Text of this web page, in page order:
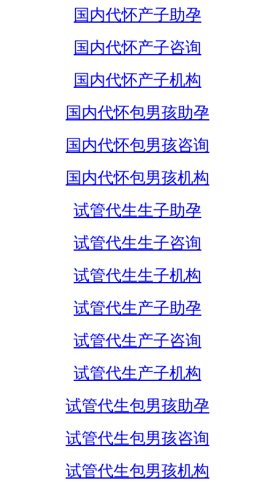
国内代怀产子助孕
国内代怀产子咨询
国内代怀产子机构
国内代怀包男孩助孕
国内代怀包男孩咨询
国内代怀包男孩机构
试管代生生子助孕
试管代生生子咨询
试管代生生子机构
试管代生产子助孕
试管代生产子咨询
试管代生产子机构
试管代生包男孩助孕
试管代生包男孩咨询
试管代生包男孩机构